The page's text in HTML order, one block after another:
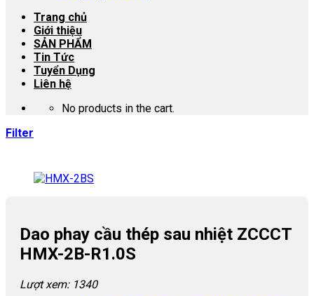
Trang chủ
Giới thiệu
SẢN PHẨM
Tin Tức
Tuyển Dụng
Liên hệ
No products in the cart.
Filter
Dao phay cầu thép sau nhiệt ZCCCT
HMX-2B-R1.0S
Lượt xem: 1340